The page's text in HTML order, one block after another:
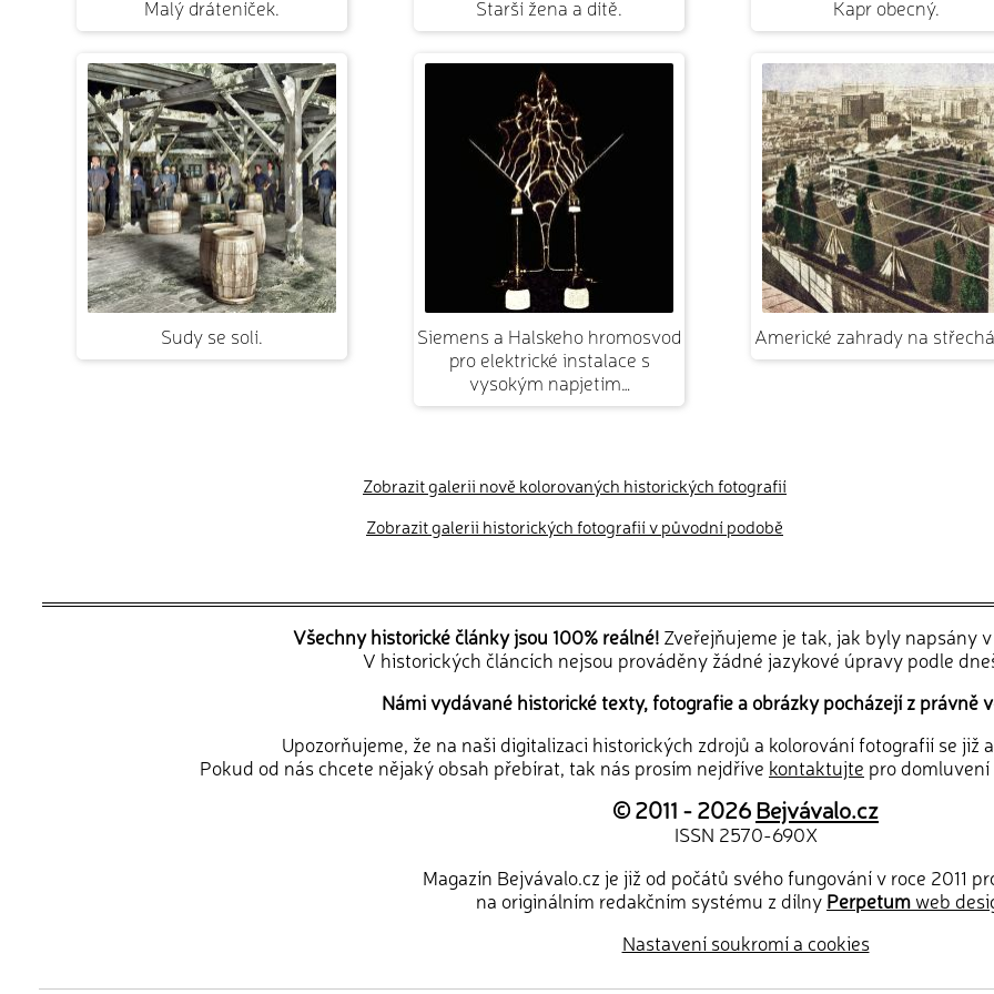
Malý dráteníček. Starší žena a dítě. Kapr obecný.
Sudy se solí.
Siemens a Halskeho hromosvod
pro elektrické instalace s
vysokým napjetím…
Americké zahrady na
Zobrazit galerii nově kolorovaných historických fotografií
Zobrazit galerii historických fotografií v původní podobě
Všechny historické články jsou 100% reálné! Zveřejňujeme je tak, jak byly napsány
V historických článcích nejsou prováděny žádné jazykové úpravy podle
Námi vydávané historické texty, fotografie a obrázky pocházejí z právně
Upozorňujeme, že na naši digitalizaci historických zdrojů a kolorování fotografií se již
Pokud od nás chcete nějaký obsah přebírat, tak nás prosím nejdříve kontaktujte pro
© 2011 - 2026Bejvávalo.cz
ISSN 2570-690X
Magazín Bejvávalo.cz je již od počátů svého fungování v roce 2011
na originálním redakčním systému z dílny Perpetumweb
Nastavení soukromí a cookies